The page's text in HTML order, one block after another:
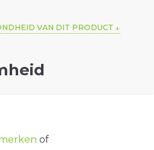
VAN DIT PRODUCT
of